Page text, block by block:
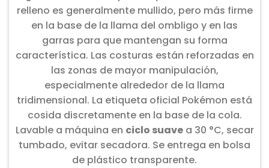
relleno es generalmente mullido, pero más firme
en la base de la llama del ombligo y en las
garras para que mantengan su forma
característica. Las costuras están reforzadas en
las zonas de mayor manipulación,
especialmente alrededor de la llama
tridimensional. La etiqueta oficial Pokémon está
cosida discretamente en la base de la cola.
Lavable a máquina en ciclo suavea 30 °C, secar
tumbado, evitar secadora. Se entrega en bolsa
de plástico transparente.